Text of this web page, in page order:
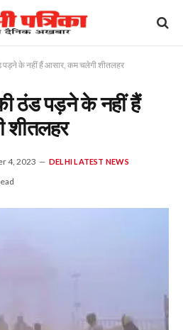
के नहीं हैं आसार, कम चलेगी शीतलहर
ठंड पड़ने के नहीं हैं
4, 2023 DELHI LATEST NEWS